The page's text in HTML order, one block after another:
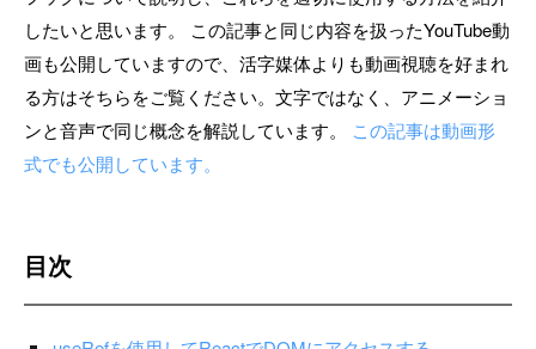
したいと思います。 この記事と同じ内容を扱ったYouTube動
画も公開していますので、活字媒体よりも動画視聴を好まれ
る方はそちらをご覧ください。文字ではなく、アニメーショ
ンと音声で同じ概念を解説しています。 この記事は動画形
式でも公開しています。
目次